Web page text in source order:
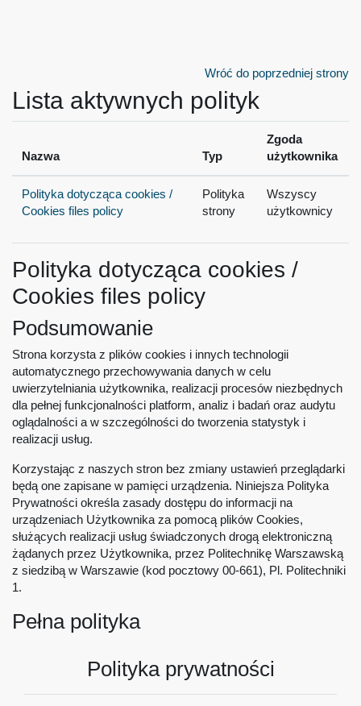
Wróć do poprzedniej strony
Lista aktywnych polityk
Nazwa Typ
Zgoda
użytkownika
Polityka dotycząca cookies /
Cookies files policy
Polityka
strony
Wszyscy
użytkownicy
Polityka dotycząca cookies /
Cookies files policy
Podsumowanie
Strona korzysta z plików cookies i innych technologii
automatycznego przechowywania danych w celu
uwierzytelniania użytkownika, realizacji procesów niezbędnych
dla pełnej funkcjonalności platform, analiz i badań oraz audytu
oglądalności a w szczególności do tworzenia statystyk i
realizacji usług.
Korzystając z naszych stron bez zmiany ustawień przeglądarki
będą one zapisane w pamięci urządzenia. Niniejsza Polityka
Prywatności określa zasady dostępu do informacji na
urządzeniach Użytkownika za pomocą plików Cookies,
służących realizacji usług świadczonych drogą elektroniczną
żądanych przez Użytkownika, przez Politechnikę Warszawską
z siedzibą w Warszawie (kod pocztowy 00-661), Pl. Politechniki
1.
Pełna polityka
Polityka prywatności